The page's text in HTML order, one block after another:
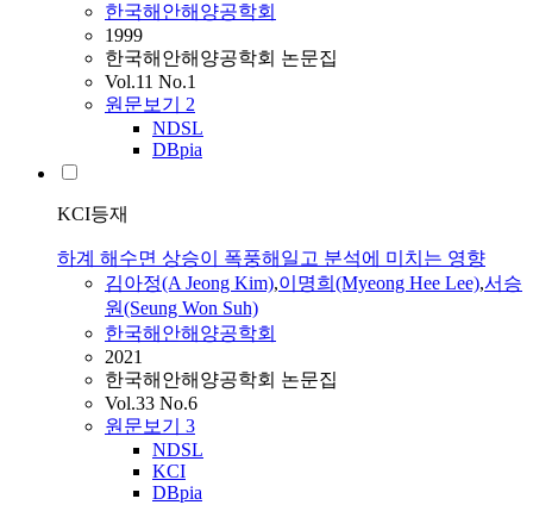
한국해안해양공학회
1999
한국해안해양공학회 논문집
Vol.11 No.1
원문보기 2
NDSL
DBpia
KCI등재
하계 해수면 상승이 폭풍해일고 분석에 미치는 영향
김아정(A Jeong Kim),이명희(Myeong Hee Lee),서승
원(Seung Won Suh)
한국해안해양공학회
2021
한국해안해양공학회 논문집
Vol.33 No.6
원문보기 3
NDSL
KCI
DBpia